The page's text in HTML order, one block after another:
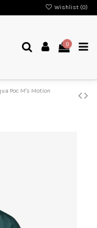
Wishlist (0)
0
Poc M's Motion